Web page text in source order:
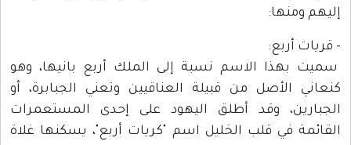
إليهم ومنها:
- قريات أربع:
سميت بهذا الاسم نسبة إلى الملك أربع بانيها، وهو
كنعاني الأصل من قبيلة العناقيين وتعني الجبابرة، أو
الجبارين، وقد أطلق اليهود على إحدى المستعمرات
القائمة في قلب الخليل اسم "كريات أربع"، يسكنها غلاة